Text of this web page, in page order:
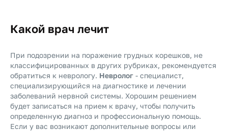
Какой врач лечит
При подозрении на поражение грудных корешков, не
классифицированных в других рубриках, рекомендуется
обратиться к неврологу. Невролог - специалист,
специализирующийся на диагностике и лечении
заболеваний нервной системы. Хорошим решением
будет записаться на прием к врачу, чтобы получить
определенную диагноз и профессиональную помощь.
Если у вас возникают дополнительные вопросы или